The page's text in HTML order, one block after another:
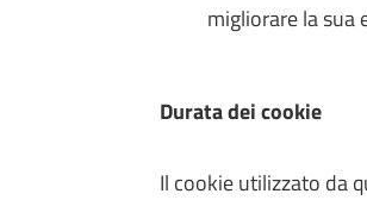
migliorare la sua
Durata dei cookie
Il cookie utilizzato da